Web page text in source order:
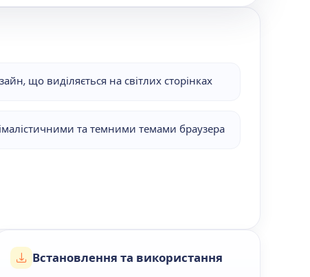
що виділяється на світлих сторінках
та темними темами браузера
Встановлення та використання